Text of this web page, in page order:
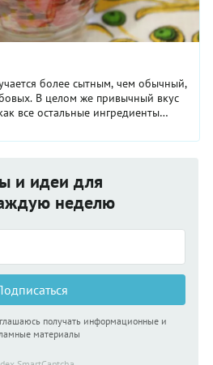
более сытным, чем обычный,
В целом же привычный вкус
все остальные ингредиенты
...
и идеи для
неделю
получать информационные и
материалы